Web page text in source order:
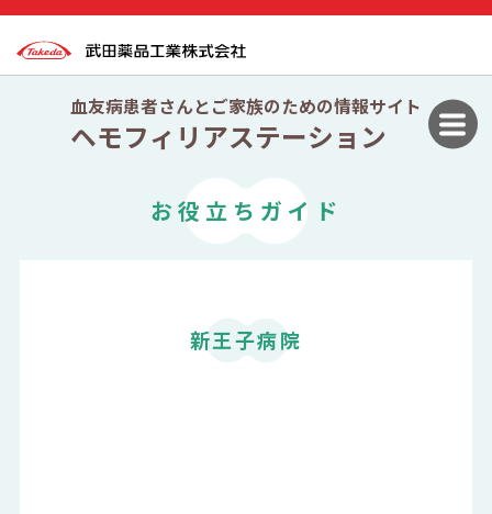
血友病患者さんとご家族のための情報サイト
ヘモフィリアステーション
お役立ちガイド
新王子病院